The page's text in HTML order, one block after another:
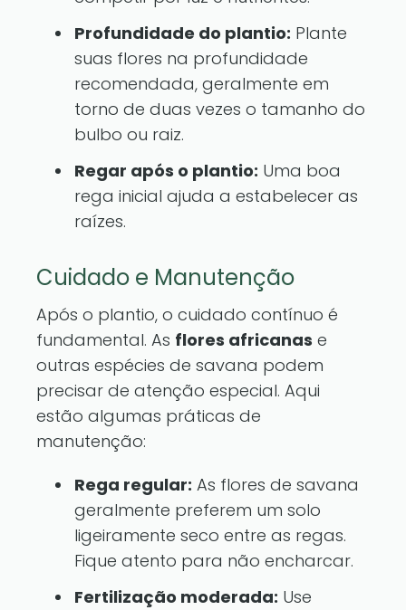
Profundidade do plantio: Plante
suas flores na profundidade
recomendada, geralmente em
torno de duas vezes o tamanho do
bulbo ou raiz.
Regar após o plantio: Uma boa
rega inicial ajuda a estabelecer as
raízes.
Cuidado e Manutenção
Após o plantio, o cuidado contínuo é
fundamental. As flores africanas e
outras espécies de savana podem
precisar de atenção especial. Aqui
estão algumas práticas de
manutenção:
Rega regular: As flores de savana
geralmente preferem um solo
ligeiramente seco entre as regas.
Fique atento para não encharcar.
Fertilização moderada: Use